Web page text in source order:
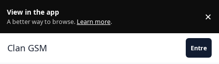
View in the app
A better way to browse. Learn more. ×
Clan GSM Entre